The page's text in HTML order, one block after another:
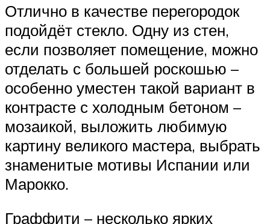
Отлично в качестве перегородок
подойдёт стекло. Одну из стен,
если позволяет помещение, можно
отделать с большей роскошью –
особенно уместен такой вариант в
контрасте с холодным бетоном –
мозаикой, выложить любимую
картину великого мастера, выбрать
знаменитые мотивы Испании или
Марокко.
Граффити – несколько ярких